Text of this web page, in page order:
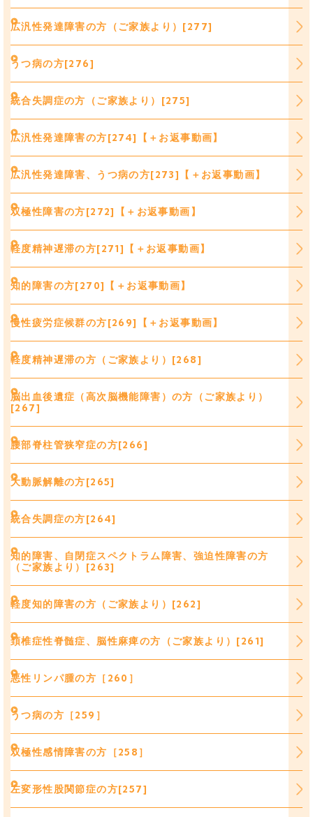
広汎性発達障害の方（ご家族より）[277]
うつ病の方[276]
統合失調症の方（ご家族より）[275]
広汎性発達障害の方[274]【＋お返事動画】
広汎性発達障害、うつ病の方[273]【＋お返事動画】
双極性障害の方[272]【＋お返事動画】
軽度精神遅滞の方[271]【＋お返事動画】
知的障害の方[270]【＋お返事動画】
慢性疲労症候群の方[269]【＋お返事動画】
軽度精神遅滞の方（ご家族より）[268]
脳出血後遺症（高次脳機能障害）の方（ご家族より）
[267]
腰部脊柱管狭窄症の方[266]
大動脈解離の方[265]
統合失調症の方[264]
知的障害、自閉症スペクトラム障害、強迫性障害の方
（ご家族より）[263]
軽度知的障害の方（ご家族より）[262]
頚椎症性脊髄症、脳性麻痺の方（ご家族より）[261]
悪性リンパ腫の方［260］
うつ病の方［259］
双極性感情障害の方［258］
左変形性股関節症の方[257]